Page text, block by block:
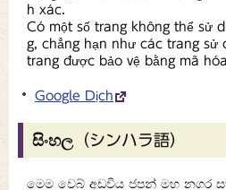
h xác.
Có một số trang không thể sử
g, chẳng hạn như các trang sử
trang được bảo vệ bằng mã
Google Dịch
සිංහල（シンハラ語）
මෙම වෙබ් අඩවිය ජපන් මහ නගර